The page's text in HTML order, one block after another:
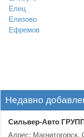
Елец
Елизово
Ефремов
Недавно
Сильвер-Авто
Адрес: Магнитогорск,